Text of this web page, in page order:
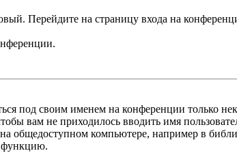
Перейдите на страницу входа на
под своим именем на конференции только
вам не приходилось вводить имя
общедоступном компьютере, например в
функцию.